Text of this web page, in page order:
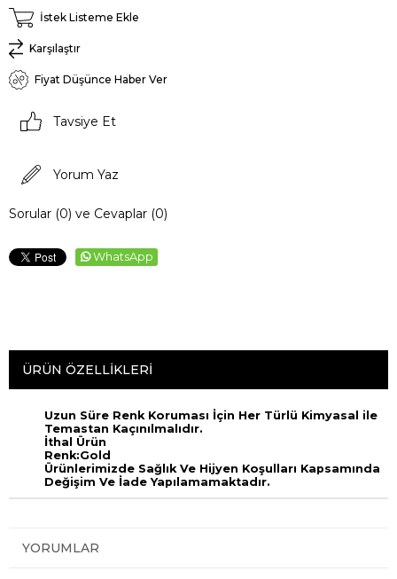
İstek Listeme Ekle
Karşılaştır
Fiyat Düşünce Haber Ver
Tavsiye Et
Yorum Yaz
Sorular (0) ve Cevaplar (0)
WhatsApp
ÜRÜN ÖZELLIKLERI
Uzun Süre Renk Koruması İçin Her Türlü Kimyasal ile
Temastan Kaçınılmalıdır.
İthal Ürün
Renk:Gold
Ürünlerimizde Sağlık Ve Hijyen Koşulları Kapsamında
Değişim Ve İade Yapılamamaktadır.
YORUMLAR